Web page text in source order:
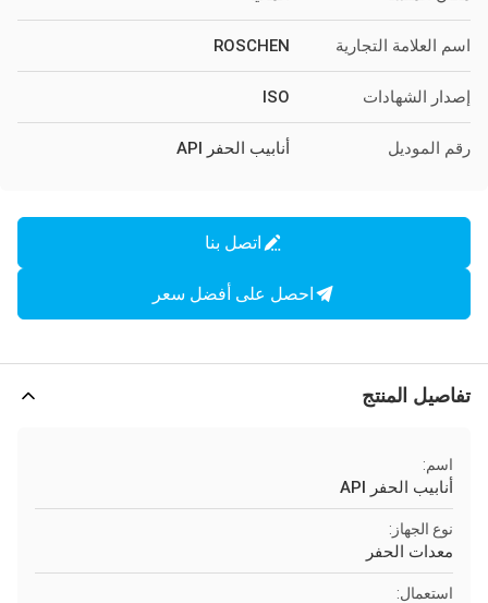
اسم العلامة التجارية ROSCHEN
إصدار الشهادات ISO
رقم الموديل أنابيب الحفر API
اتصل بنا
احصل على أفضل سعر
تفاصيل المنتج
اسم:
أنابيب الحفر API
نوع الجهاز:
معدات الحفر
استعمال: